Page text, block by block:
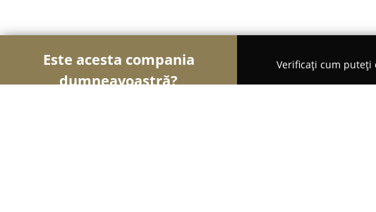
Este acesta compania
dumneavoastră?
Verificați cum puteți